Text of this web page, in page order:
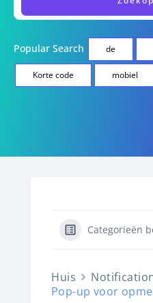
Popular Search de
Korte code mobiel
Categorieën
Huis
Pop-up voor